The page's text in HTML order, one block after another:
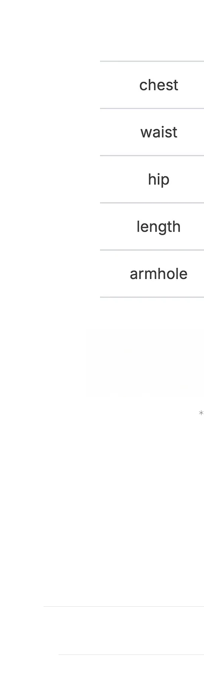
＊